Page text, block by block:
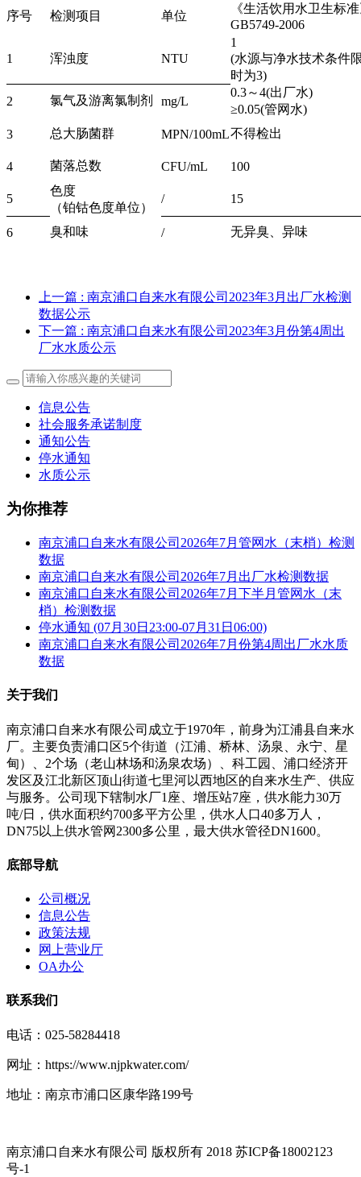
序号 检测项目 单位
《生活饮用水卫生标
GB5749-2006
1 浑浊度 NTU
1
(水源与净水技术条件
时为3)
2
氯气及游离氯制剂 mg/L
0.3～4(出厂水)
≥0.05(管网水)
3
总大肠菌群 MPN/100mL不得检出
4 菌落总数 CFU/mL 100
5
色度
/ 15
（铂钴色度单位）
6
臭和味 / 无异臭、异味
上一篇 : 南京浦口自来水有限公司2023年3月出厂水检测
数据公示
下一篇 : 南京浦口自来水有限公司2023年3月份第4周出
厂水水质公示
信息公告
社会服务承诺制度
通知公告
停水通知
水质公示
为你推荐
南京浦口自来水有限公司2026年7月管网水（末梢）检测
数据
南京浦口自来水有限公司2026年7月出厂水检测数据
南京浦口自来水有限公司2026年7月下半月管网水（末
梢）检测数据
停水通知 (07月30日23:00-07月31日06:00)
南京浦口自来水有限公司2026年7月份第4周出厂水水质
数据
关于我们
南京浦口自来水有限公司成立于1970年，前身为江浦县自来水
厂。主要负责浦口区5个街道（江浦、桥林、汤泉、永宁、星
甸）、2个场（老山林场和汤泉农场）、科工园、浦口经济开
发区及江北新区顶山街道七里河以西地区的自来水生产、供应
与服务。公司现下辖制水厂1座、增压站7座，供水能力30万
吨/日，供水面积约700多平方公里，供水人口40多万人，
DN75以上供水管网2300多公里，最大供水管径DN1600。
底部导航
公司概况
信息公告
政策法规
网上营业厅
OA办公
联系我们
电话：025-58284418
网址：https://www.njpkwater.com/
地址：南京市浦口区康华路199号
南京浦口自来水有限公司 版权所有 2018 苏ICP备18002123
号-1